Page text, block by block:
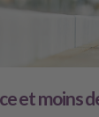
et moins